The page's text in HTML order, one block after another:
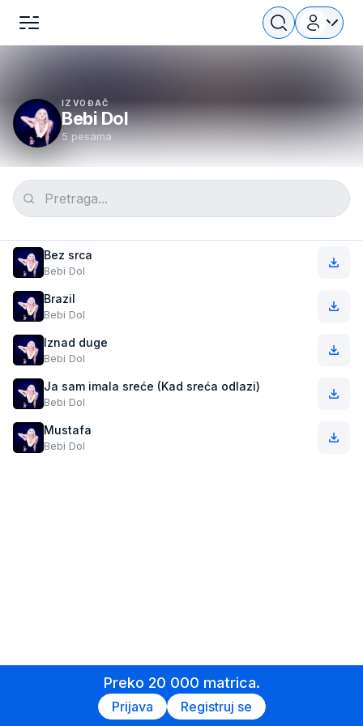
IZVOĐAČ
Bebi Dol
5 pesama
Bez srca
Bebi Dol
Brazil
Bebi Dol
Iznad duge
Bebi Dol
Ja sam imala sreće (Kad sreća odlazi)
Bebi Dol
Mustafa
Bebi Dol
Preko 20 000 matrica.
Prijava Registruj se